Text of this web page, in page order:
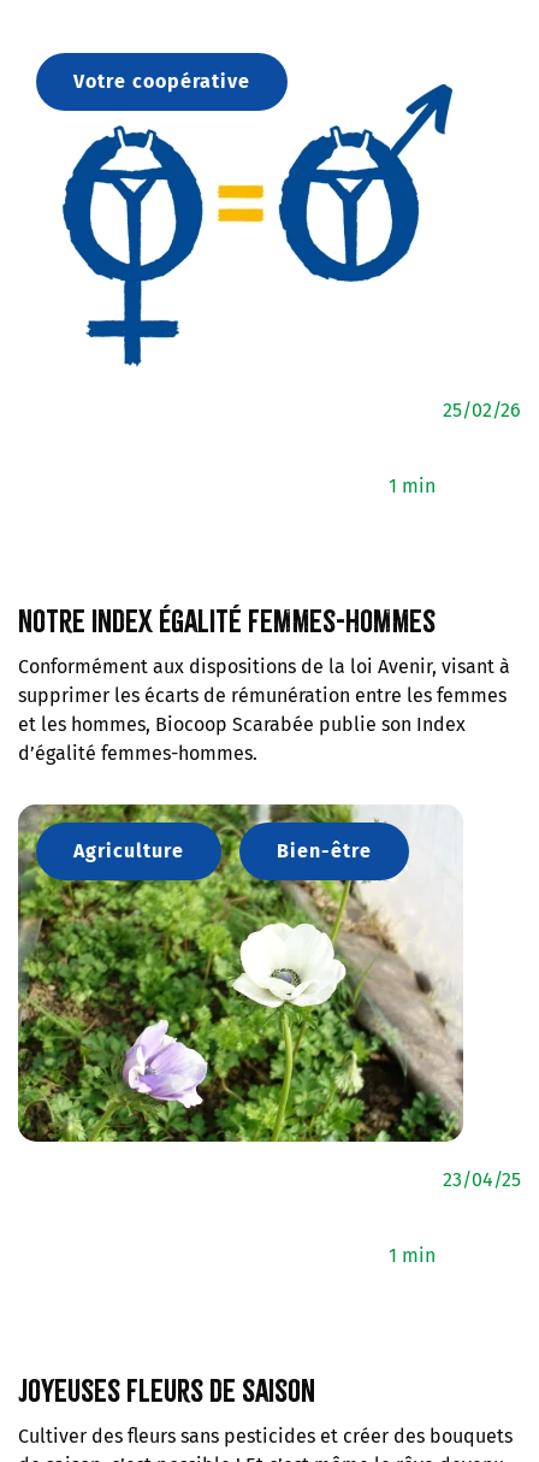
Votre coopérative
1 min
25/02/26
Notre index Égalité femmes-hommes
Conformément aux dispositions de la loi Avenir, visant à
supprimer les écarts de rémunération entre les femmes
et les hommes, Biocoop Scarabée publie son Index
d’égalité femmes-hommes.
Agriculture Bien-être
1 min
23/04/25
Joyeuses fleurs de saison
Cultiver des fleurs sans pesticides et créer des bouquets